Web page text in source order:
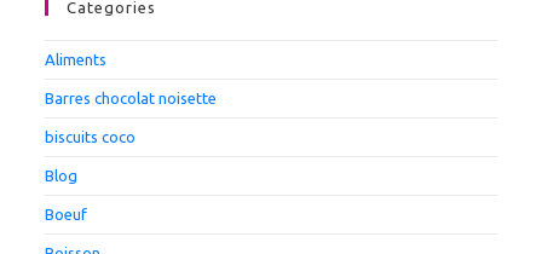
Categories
Aliments
Barres chocolat noisette
biscuits coco
Blog
Boeuf